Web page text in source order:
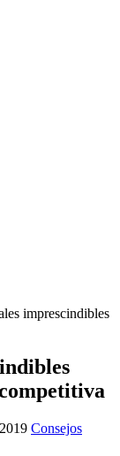
imprescindibles
Consejos